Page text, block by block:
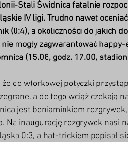
Stali Świdnica fatalnie
IV ligi. Trudno nawet
(0:4), a okoliczności do jakich
mogły zagwarantować
(15.08, godz. 17.00,
że do wtorkowej potyczki
a do tego wciąż czekają
jest beniaminkiem
Na inaugurację rozgrywek nasi
0:3, a hat-trickiem popisał